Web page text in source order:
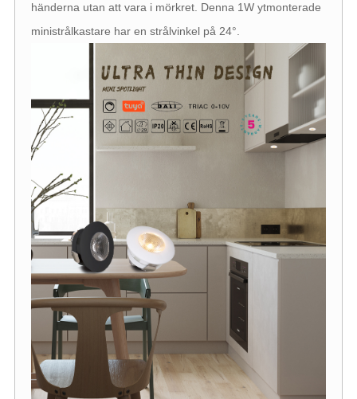
händerna utan att vara i mörkret. Denna 1W ytmonterade
ministrålkastare har en strålvinkel på 24°.